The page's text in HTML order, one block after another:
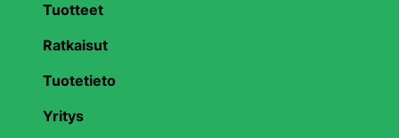
Tuotteet
Ratkaisut
Tuotetieto
Yritys